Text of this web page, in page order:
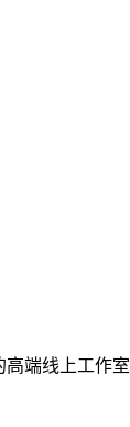
端线上工作室